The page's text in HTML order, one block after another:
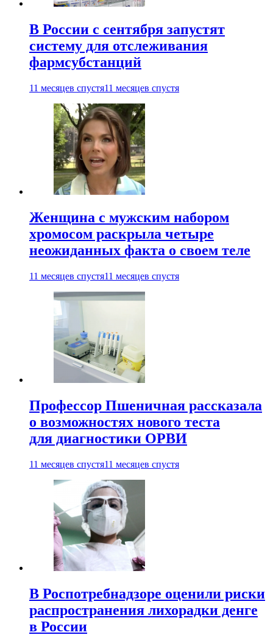
В России с сентября запустят
систему для отслеживания
фармсубстанций
11 месяцев спустя11 месяцев спустя
Женщина с мужским набором
хромосом раскрыла четыре
неожиданных факта о своем теле
11 месяцев спустя11 месяцев спустя
Профессор Пшеничная рассказала
о возможностях нового теста
для диагностики ОРВИ
11 месяцев спустя11 месяцев спустя
В Роспотребнадзоре оценили риски
распространения лихорадки денге
в России